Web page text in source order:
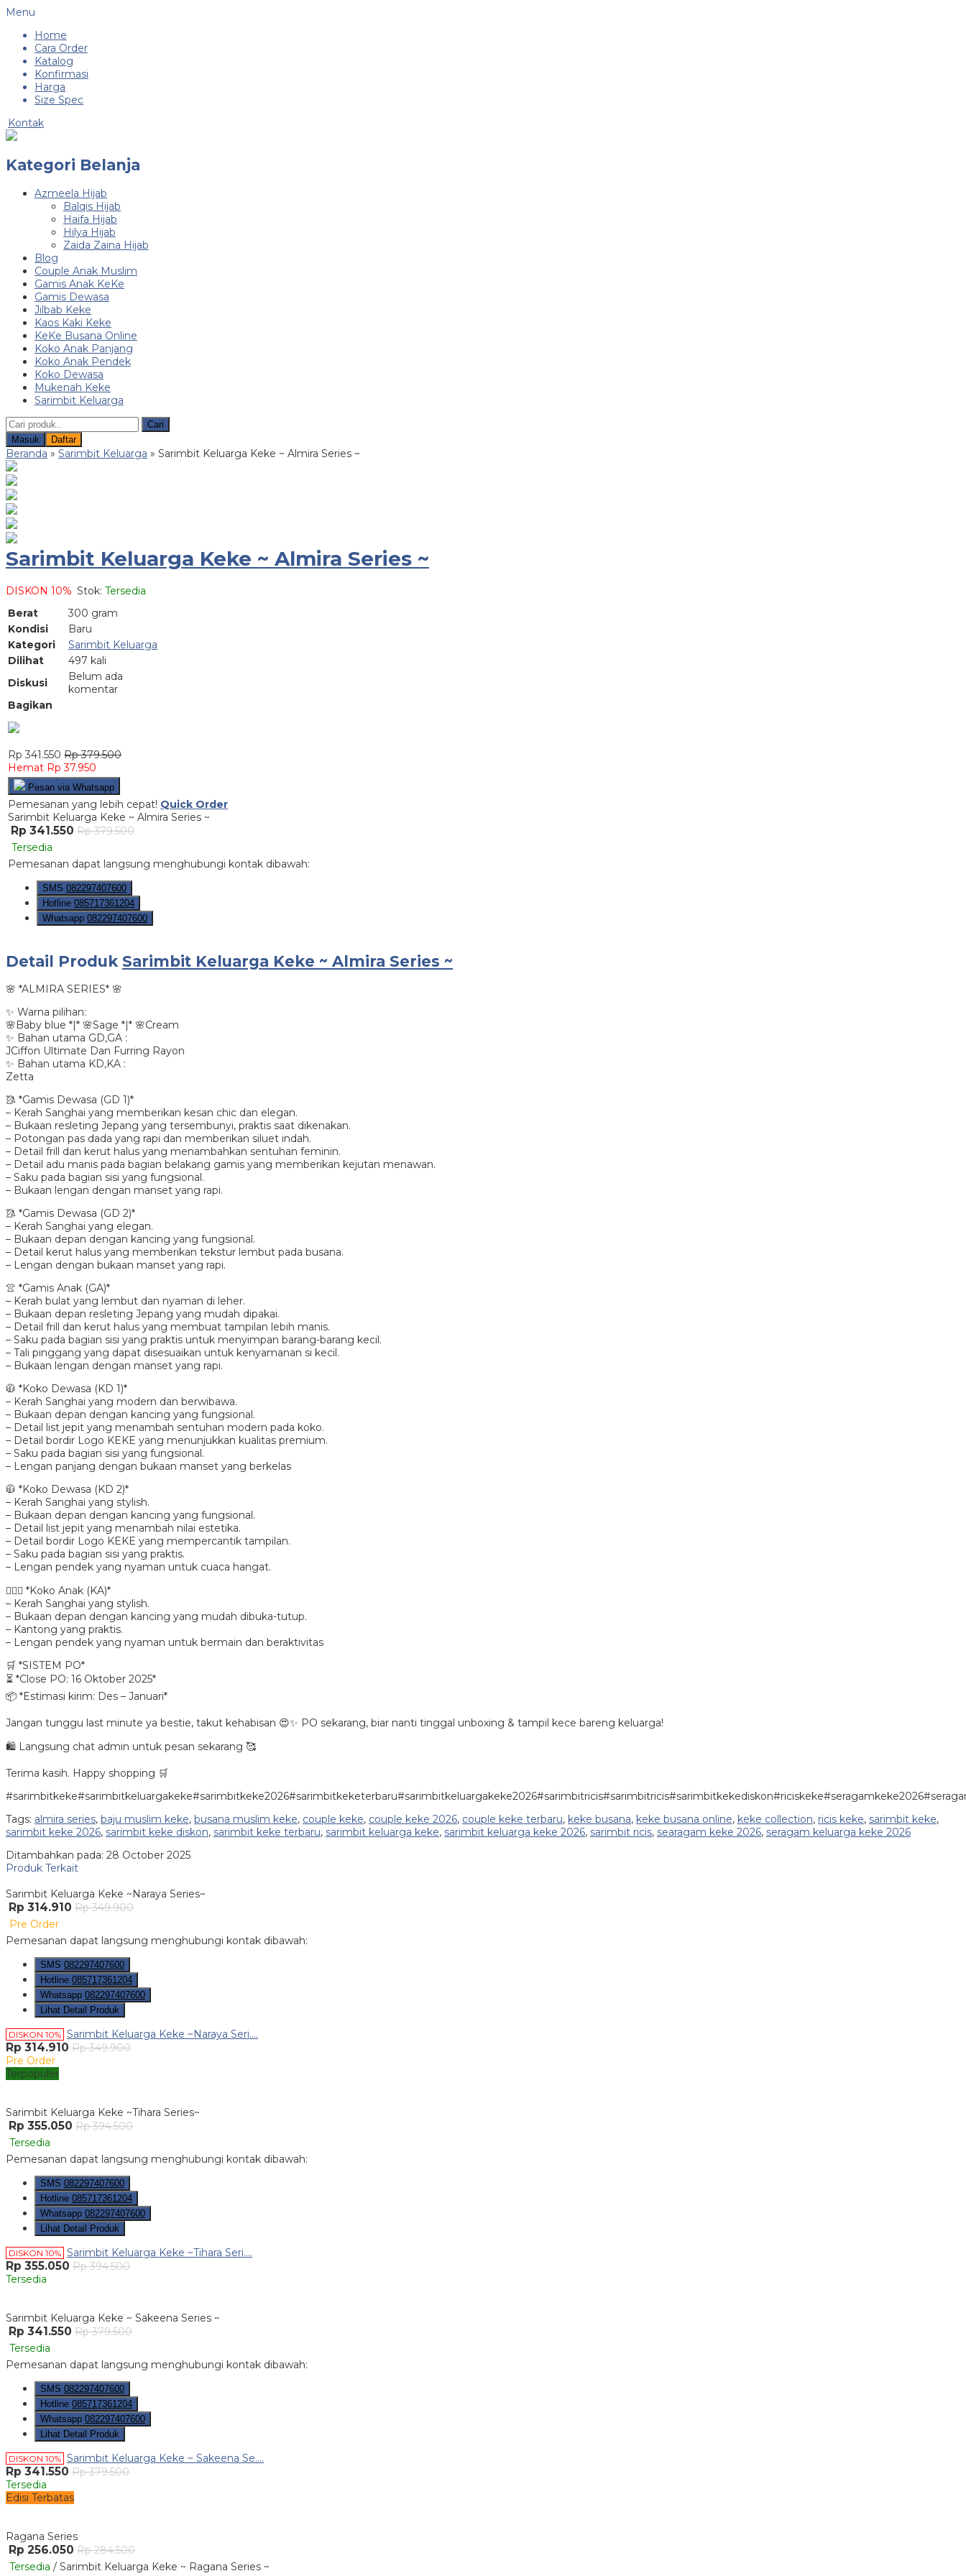
Menu
Home
Cara Order
Katalog
Konfirmasi
Harga
Size Spec
Kontak
Kategori Belanja
Azmeela Hijab
Balqis Hijab
Haifa Hijab
Hilya Hijab
Zaida Zaina Hijab
Blog
Couple Anak Muslim
Gamis Anak KeKe
Gamis Dewasa
Jilbab Keke
Kaos Kaki Keke
KeKe Busana Online
Koko Anak Panjang
Koko Anak Pendek
Koko Dewasa
Mukenah Keke
Sarimbit Keluarga
Cari
Masuk
Daftar
Beranda » Sarimbit Keluarga » Sarimbit Keluarga Keke ~ Almira Series ~
Sarimbit Keluarga Keke ~ Almira Series ~
DISKON 10% Stok: Tersedia
Berat
300 gram
Kondisi
Baru
Kategori
Sarimbit Keluarga
Dilihat
497 kali
Diskusi
Belum ada
komentar
Bagikan
Rp 341.550 Rp 379.500
Hemat Rp 37.950
Pesan via Whatsapp
Pemesanan yang lebih cepat! Quick Order
Sarimbit Keluarga Keke ~ Almira Series ~
Rp 341.550 Rp 379.500
Tersedia
Pemesanan dapat langsung menghubungi kontak dibawah:
SMS 082297407600
Hotline 085717361204
Whatsapp 082297407600
Detail Produk Sarimbit Keluarga Keke ~ Almira Series ~
🌸 *ALMIRA SERIES* 🌸
✨ Warna pilihan:
🌸Baby blue *|* 🌸Sage *|* 🌸Cream
✨ Bahan utama GD,GA :
JCiffon Ultimate Dan Furring Rayon
✨ Bahan utama KD,KA :
Zetta
🥻 *Gamis Dewasa (GD 1)*
– Kerah Sanghai yang memberikan kesan chic dan elegan.
– Bukaan resleting Jepang yang tersembunyi, praktis saat dikenakan.
– Potongan pas dada yang rapi dan memberikan siluet indah.
– Detail frill dan kerut halus yang menambahkan sentuhan feminin.
– Detail adu manis pada bagian belakang gamis yang memberikan kejutan menawan.
– Saku pada bagian sisi yang fungsional.
– Bukaan lengan dengan manset yang rapi.
🥻 *Gamis Dewasa (GD 2)*
– Kerah Sanghai yang elegan.
– Bukaan depan dengan kancing yang fungsional.
– Detail kerut halus yang memberikan tekstur lembut pada busana.
– Lengan dengan bukaan manset yang rapi.
👚 *Gamis Anak (GA)*
– Kerah bulat yang lembut dan nyaman di leher.
– Bukaan depan resleting Jepang yang mudah dipakai.
– Detail frill dan kerut halus yang membuat tampilan lebih manis.
– Saku pada bagian sisi yang praktis untuk menyimpan barang-barang kecil.
– Tali pinggang yang dapat disesuaikan untuk kenyamanan si kecil.
– Bukaan lengan dengan manset yang rapi.
🧥 *Koko Dewasa (KD 1)*
– Kerah Sanghai yang modern dan berwibawa.
– Bukaan depan dengan kancing yang fungsional.
– Detail list jepit yang menambah sentuhan modern pada koko.
– Detail bordir Logo KEKE yang menunjukkan kualitas premium.
– Saku pada bagian sisi yang fungsional.
– Lengan panjang dengan bukaan manset yang berkelas
🧥 *Koko Dewasa (KD 2)*
– Kerah Sanghai yang stylish.
– Bukaan depan dengan kancing yang fungsional.
– Detail list jepit yang menambah nilai estetika.
– Detail bordir Logo KEKE yang mempercantik tampilan.
– Saku pada bagian sisi yang praktis.
– Lengan pendek yang nyaman untuk cuaca hangat.
👳🏻‍♂️ *Koko Anak (KA)*
– Kerah Sanghai yang stylish.
– Bukaan depan dengan kancing yang mudah dibuka-tutup.
– Kantong yang praktis.
– Lengan pendek yang nyaman untuk bermain dan beraktivitas
🛒 *SISTEM PO*
⏳ *Close PO: 16 Oktober 2025*
📦 *Estimasi kirim: Des – Januari*
Jangan tunggu last minute ya bestie, takut kehabisan 😍✨ PO sekarang, biar nanti tinggal unboxing & tampil kece bareng keluarga!
🛍️ Langsung chat admin untuk pesan sekarang 🥰
Terima kasih. Happy shopping 🛒
Tags: almira series, baju muslim keke, busana muslim keke, couple keke, couple keke 2026, couple keke terbaru, keke busana, keke busana online, keke collection, ricis keke, sarimbit keke,
sarimbit keke 2026, sarimbit keke diskon, sarimbit keke terbaru, sarimbit keluarga keke, sarimbit keluarga keke 2026, sarimbit ricis, searagam keke 2026, seragam keluarga keke 2026
Ditambahkan pada: 28 October 2025
Produk Terkait
Sarimbit Keluarga Keke ~Naraya Series~
Rp 314.910 Rp 349.900
Pre Order
Pemesanan dapat langsung menghubungi kontak dibawah:
SMS 082297407600
Hotline 085717361204
Whatsapp 082297407600
Lihat Detail Produk
DISKON 10% Sarimbit Keluarga Keke ~Naraya Seri....
Rp 314.910 Rp 349.900
Pre Order
Terpopuler
Sarimbit Keluarga Keke ~Tihara Series~
Rp 355.050 Rp 394.500
Tersedia
Pemesanan dapat langsung menghubungi kontak dibawah:
SMS 082297407600
Hotline 085717361204
Whatsapp 082297407600
Lihat Detail Produk
DISKON 10% Sarimbit Keluarga Keke ~Tihara Seri....
Rp 355.050 Rp 394.500
Tersedia
Sarimbit Keluarga Keke ~ Sakeena Series ~
Rp 341.550 Rp 379.500
Tersedia
Pemesanan dapat langsung menghubungi kontak dibawah:
SMS 082297407600
Hotline 085717361204
Whatsapp 082297407600
Lihat Detail Produk
DISKON 10% Sarimbit Keluarga Keke ~ Sakeena Se....
Rp 341.550 Rp 379.500
Tersedia
Edisi Terbatas
Ragana Series
Rp 256.050 Rp 284.500
Tersedia / Sarimbit Keluarga Keke ~ Ragana Series ~